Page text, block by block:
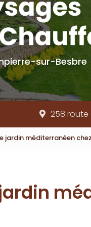
sur-Besbre
258 route
jardin méditerranéen